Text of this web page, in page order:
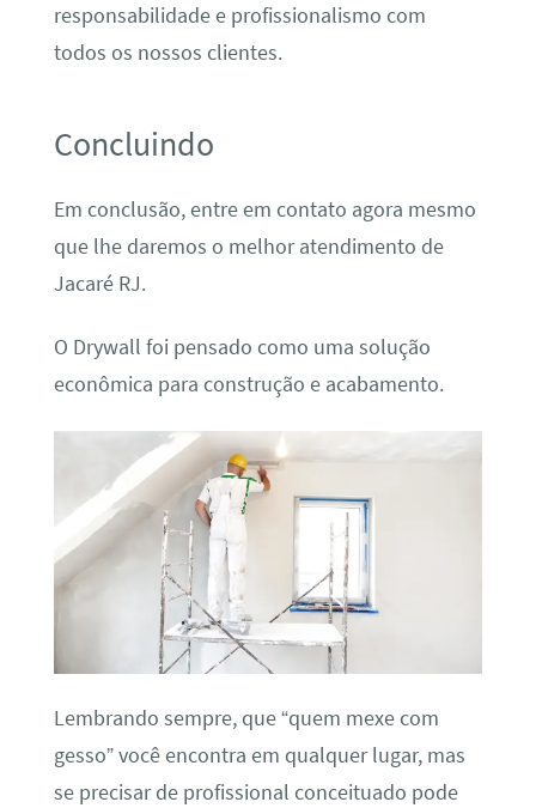
responsabilidade e profissionalismo com
todos os nossos clientes.
Concluindo
Em conclusão, entre em contato agora mesmo
que lhe daremos o melhor atendimento de
Jacaré RJ.
O Drywall foi pensado como uma solução
econômica para construção e acabamento.
Lembrando sempre, que “quem mexe com
gesso” você encontra em qualquer lugar, mas
se precisar de profissional conceituado pode